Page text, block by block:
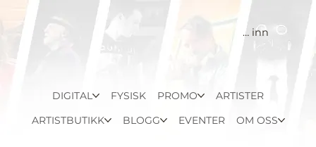
Logg inn
DIGITAL FYSISK PROMO
ARTISTER
ARTISTBUTIKK
BLOGG EVENTER OM OSS